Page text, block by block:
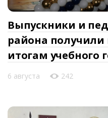
Выпускники и
района
итогам учебного
6 августа 242